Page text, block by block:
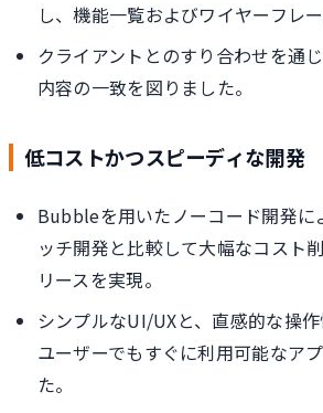
し、機能一覧およびワイヤーフレ
クライアントとのすり合わせを通
内容の一致を図りました。
低コストかつスピーディな開発
Bubbleを用いたノーコード開発に
ッチ開発と比較して大幅なコスト
リースを実現。
シンプルなUI/UXと、直感的な操
ユーザーでもすぐに利用可能なア
た。